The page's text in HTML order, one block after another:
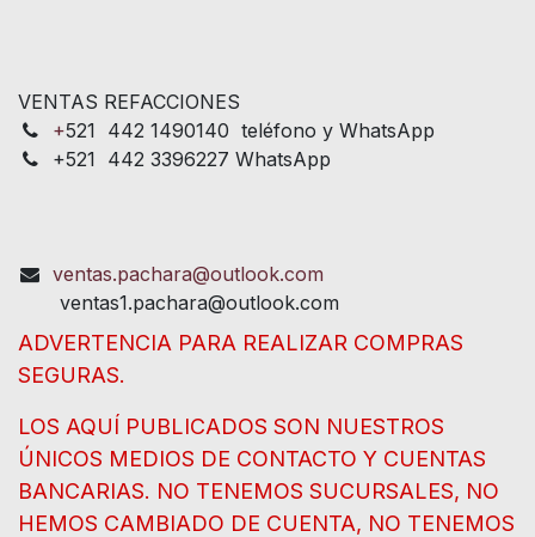
VENTAS REFACCIONES
+521 442 1490140 teléfono y WhatsApp
+521 442 3396227 WhatsApp
ventas.pachara@outlook.com
ventas1.pachara@outlook.com
ADVERTENCIA PARA REALIZAR COMPRAS
SEGURAS.
LOS AQUÍ PUBLICADOS SON NUESTROS
ÚNICOS MEDIOS DE CONTACTO Y CUENTAS
BANCARIAS. NO TENEMOS SUCURSALES, NO
HEMOS CAMBIADO DE CUENTA, NO TENEMOS